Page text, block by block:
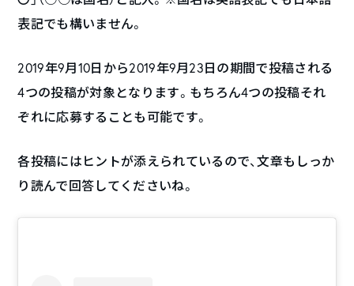
表記でも構いません。
2019年9月10日から2019年9月23日の期間で投稿される
4つの投稿が対象となります。もちろん4つの投稿それ
ぞれに応募することも可能です。
各投稿にはヒントが添えられているので、文章もしっか
り読んで回答してくださいね。